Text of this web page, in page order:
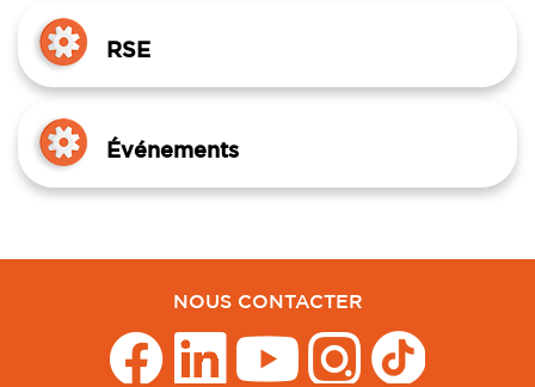
RSE
Événements
NOUS CONTACTER